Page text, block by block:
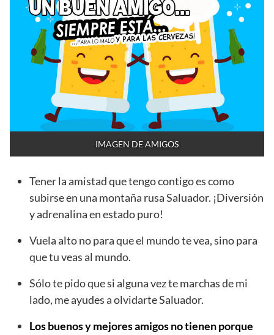
IMAGEN DE AMIGOS
Tener la amistad que tengo contigo es como
subirse en una montaña rusa Saluador. ¡Diversión
y adrenalina en estado puro!
Vuela alto no para que el mundo te vea, sino para
que tu veas al mundo.
Sólo te pido que si alguna vez te marchas de mi
lado, me ayudes a olvidarte Saluador.
Los buenos y mejores amigos no tienen porque